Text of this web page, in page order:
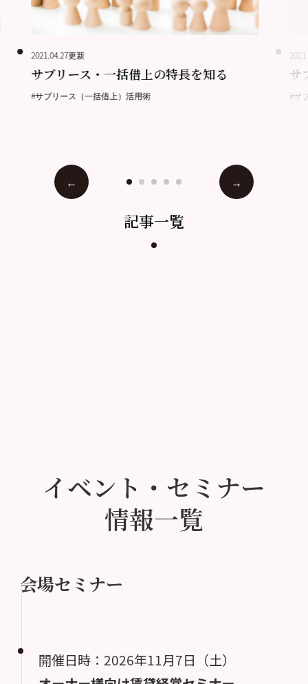
2021.04.27更新
サブリース・一括借上の特長を知る
#サブリース（一括借上）活用術
サ
#サ
記事一覧
イベント・セミナー
情報一覧
会場セミナー
開催日時：2026年11月7日（土）